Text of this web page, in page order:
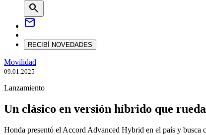
search
mail
RECIBÍ NOVEDADES
Movilidad
09.01.2025
Lanzamiento
Un clásico en versión híbrido que
Honda presentó el Accord Advanced Hybrid en el país y busca